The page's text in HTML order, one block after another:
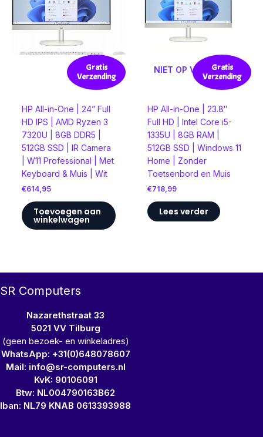
Gratis
Verzending
HP All-in-One | 24” Full
HD IPS | AMD Ryzen 3
7320U | 8GB DDR5 |
512GB SSD | IR Camera
| W11 Professional | Met
Keyboard & Muis | Wit
€614,95
Toevoegen aan
winkelwagen
Gratis
Verzending
NIET OP VOORRAAD
HP All-in-One | 23.8″
Full HD | Intel Core i5-
1335U | 8GB RAM |
512GB SSD | Windows 11
Home | Zonder
Toetsenbord en Muis
€718,99
Lees verder
SR Computers
Nazarethstraat 33
5021 VV Tilburg
(geen bezoek- en winkeladres)
WhatsApp: +31(0)648078607
Mail: info@sr-computers.nl
KvK: 90106091
Btw: NL004790163B62
Iban: NL79 KNAB 0613393988